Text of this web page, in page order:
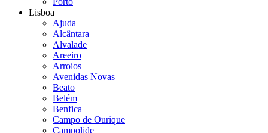
Lisboa
Ajuda
Alcântara
Alvalade
Areeiro
Arroios
Avenidas Novas
Beato
Belém
Benfica
Campo de Ourique
Campolide